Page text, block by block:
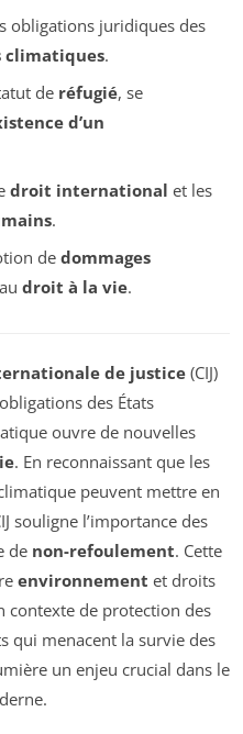
obligations juridiques des
climatiques.
de réfugié, se
d’un
droit international et les
.
dedommages
droit à la vie.
de justice (CIJ)
des États
ouvre de nouvelles
. En reconnaissant que les
peuvent mettre en
souligne l’importance des
de non-refoulement. Cette
environnement et droits
contexte de protection des
qui menacent la survie des
un enjeu crucial dans le